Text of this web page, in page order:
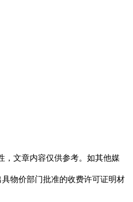
，文章内容仅供参考。如其他媒
物价部门批准的收费许可证明材